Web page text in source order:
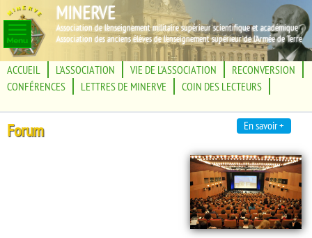
En savoir +
Association de l'enseignement militaire supérieur scientifique et académique
Association des anciens élèves de l'enseignement supérieur de l'Armée de Terre
MINERVE
ACCUEIL L'ASSOCIATION VIE DE L'ASSOCIATION
RECONVERSION
CONFÉRENCES
LETTRES DE MINERVE COIN DES LECTEURS
Forum